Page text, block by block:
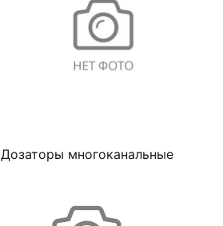
Дозаторы многоканальные